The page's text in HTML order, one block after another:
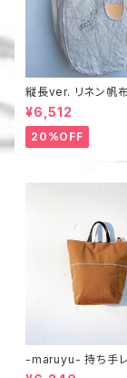
縦長ver. リネン帆布のよこまち
トート
¥6,512
20%OFF
-maruyu- 持ち手レ